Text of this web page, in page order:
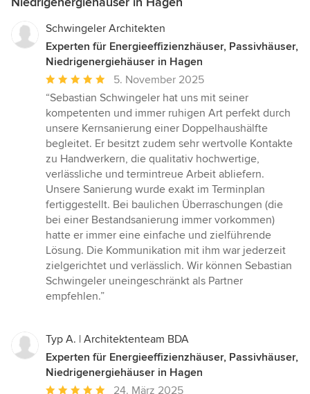
Schwingeler Architekten
Experten für Energieeffizienzhäuser, Passivhäuser,
Niedrigenergiehäuser in Hagen
Durchschnittliche
Bewertung:
5
von
5
Sternen
5. November 2025
“Sebastian Schwingeler hat uns mit seiner
kompetenten und immer ruhigen Art perfekt durch
unsere Kernsanierung einer Doppelhaushälfte
begleitet. Er besitzt zudem sehr wertvolle Kontakte
zu Handwerkern, die qualitativ hochwertige,
verlässliche und termintreue Arbeit abliefern.
Unsere Sanierung wurde exakt im Terminplan
fertiggestellt. Bei baulichen Überraschungen (die
bei einer Bestandsanierung immer vorkommen)
hatte er immer eine einfache und zielführende
Lösung. Die Kommunikation mit ihm war jederzeit
zielgerichtet und verlässlich. Wir können Sebastian
Schwingeler uneingeschränkt als Partner
empfehlen.”
Typ A. | Architektenteam BDA
Experten für Energieeffizienzhäuser, Passivhäuser,
Niedrigenergiehäuser in Hagen
Durchschnittliche24. März 2025